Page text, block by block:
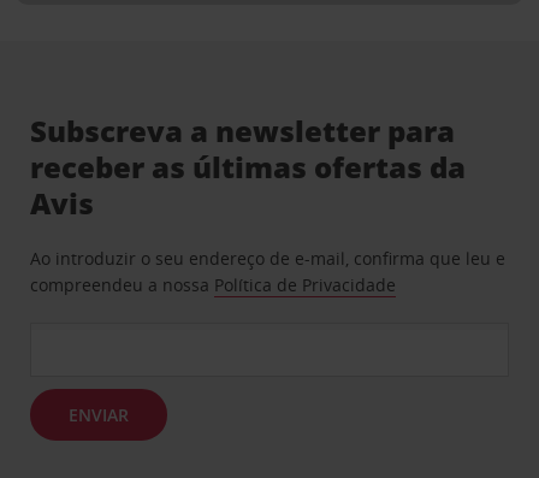
Subscreva a newsletter para
receber as últimas ofertas da
Avis
Ao introduzir o seu endereço de e-mail, confirma que leu e
compreendeu a nossa Política de Privacidade
ENVIAR